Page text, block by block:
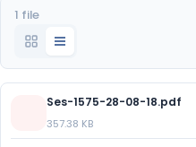
1 file
Ses-1575-28-08-18.pdf
357.38 KB